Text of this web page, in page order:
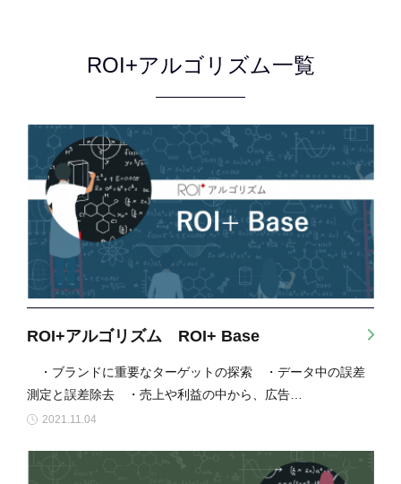
ROI+アルゴリズム一覧
ROI+アルゴリズム ROI+ Base
・ブランドに重要なターゲットの探索 ・データ中の誤差
測定と誤差除去 ・売上や利益の中から、広告…
2021.11.04